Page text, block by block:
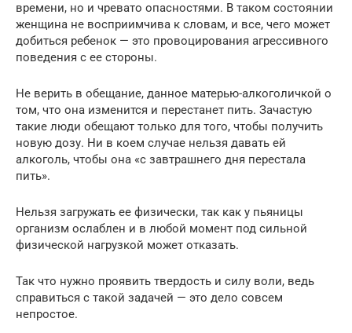
времени, но и чревато опасностями. В таком состоянии
женщина не восприимчива к словам, и все, чего может
добиться ребенок — это провоцирования агрессивного
поведения с ее стороны.
Не верить в обещание, данное матерью-алкоголичкой о
том, что она изменится и перестанет пить. Зачастую
такие люди обещают только для того, чтобы получить
новую дозу. Ни в коем случае нельзя давать ей
алкоголь, чтобы она «с завтрашнего дня перестала
пить».
Нельзя загружать ее физически, так как у пьяницы
организм ослаблен и в любой момент под сильной
физической нагрузкой может отказать.
Так что нужно проявить твердость и силу воли, ведь
справиться с такой задачей — это дело совсем
непростое.